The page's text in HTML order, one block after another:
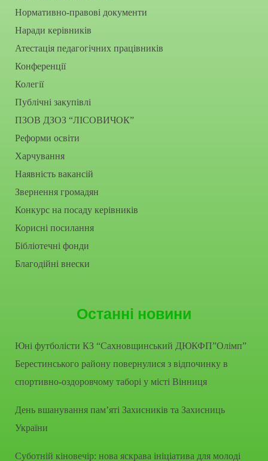
Нормативно-правові документи
Наради керівників
Атестація педагогічних працівників
Конференції
Колегії
Публічні закупівлі
ПЗОВ ДЗОЗ “ЛІСОВИЧОК”
Реформи освіти
Харчування
Наявність вакансій
Звернення громадян
Конкурс на посаду керівників
Корисні посилання
Бібліотечні фонди
Благодійні внески
Останні новини
Юні футболісти КЗ “Сахновщинський ДЮКФП”Олімп”
Берестинського району повернулися з відпочинку в
спортивно-оздоровчому таборі у місті Вінниця
День вшанування пам’яті Захисників та Захисниць
України
Суботній кіновечір: нова яскрава ініціатива для молоді